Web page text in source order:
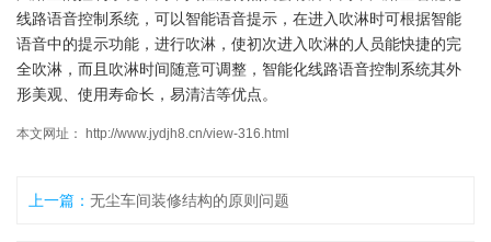
线路语音控制系统，可以智能语音提示，在进入吹淋时可根据智能
语音中的提示功能，进行吹淋，使初次进入吹淋的人员能快捷的完
全吹淋，而且吹淋时间随意可调整，智能化线路语音控制系统其外
形美观、使用寿命长，易清洁等优点。
本文网址： http://www.jydjh8.cn/view-316.html
上一篇： 无尘车间装修结构的原则问题